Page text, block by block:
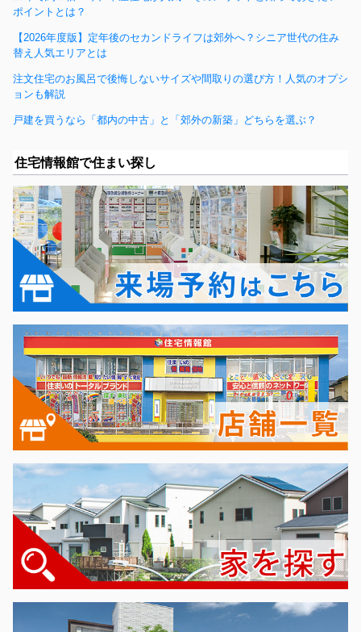
ポイントとは？
【2026年度版】定年後のセカンドライフは郊外へ？シニア世代の住み
替え人気エリアとは
注文住宅のお風呂で後悔しないサイズや間取りの選び方！人気のオプシ
ョンも解説
戸建を買うなら「都内の中古」と「郊外の新築」どちらを選ぶ？
住宅情報館で住まい探し